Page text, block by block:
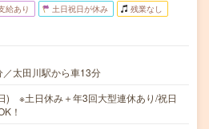
給あり 土日祝日が休み 残業なし
太田川駅から車13分
) ※土日休み＋年3回大型連休あり/祝日
！